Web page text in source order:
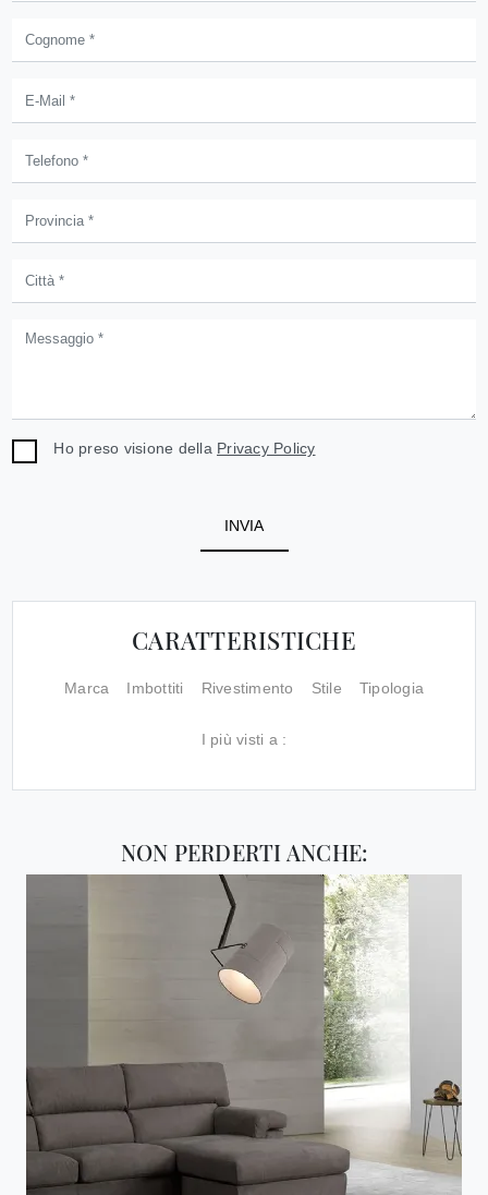
Ho preso visione della Privacy Policy
INVIA
CARATTERISTICHE
Marca Imbottiti Rivestimento Stile Tipologia
I più visti a :
NON PERDERTI ANCHE: